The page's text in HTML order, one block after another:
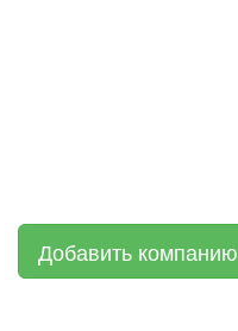
Добавить компанию